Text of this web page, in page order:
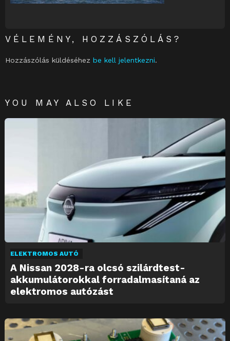
VÉLEMÉNY, HOZZÁSZÓLÁS?
Hozzászólás küldéséhez be kell jelentkezni.
YOU MAY ALSO LIKE
ELEKTROMOS AUTÓ
A Nissan 2028-ra olcsó szilárdtest-
akkumulátorokkal forradalmasítaná az
elektromos autózást